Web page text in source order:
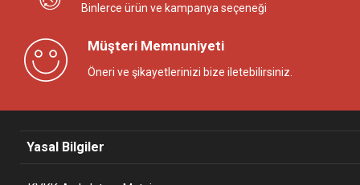
Binlerce ürün ve kampanya seçeneği
Müşteri Memnuniyeti
Öneri ve şikayetlerinizi bize iletebilirsiniz.
Yasal Bilgiler